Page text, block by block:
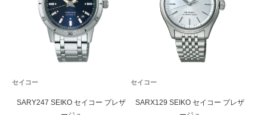
セイコー
SARY247 SEIKO セイコー プレザ
セイコー
SARX129 SEIKO セイコー プレザ